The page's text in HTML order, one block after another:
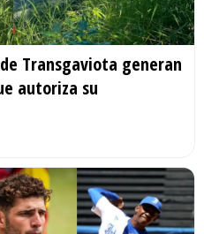
Transgaviota generan
autoriza su